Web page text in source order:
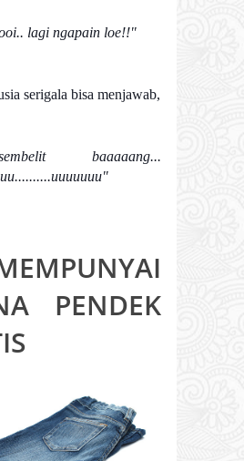
lagi ngapain loe!!"
serigala bisa menjawab,
baaaaang...
PENDEK